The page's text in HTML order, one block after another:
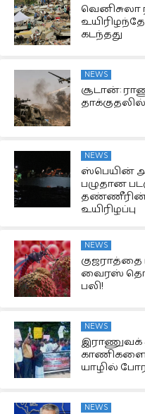
வெனிசுலா
கடந்தது
NEWS
சூடான்:
NEWS
ஸ்பெயின்
பழுதான
உயிரிழப்பு
NEWS
குஜராத்தை
வைரஸ்
பலி!
NEWS
இராணுவக்
காணிகளை
யாழில்
NEWS